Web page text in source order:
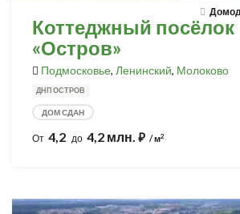
Коттеджный посёлок
«Остров»
Подмосковье, Ленинский, Молоково
ДНП ОСТРОВ
ДОМ СДАН
От 4,2 до 4,2 млн. ⃏ / м2